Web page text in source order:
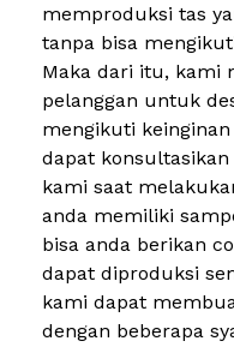
memproduksi tas
tanpa bisa
Maka dari itu, kami
pelanggan untuk
mengikuti
dapat
kami saat
anda memiliki
bisa anda berikan
dapat diproduksi
kami dapat
dengan beberapa